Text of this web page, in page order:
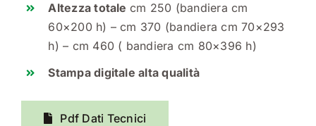
Altezza totale cm 250 (bandiera cm
60×200 h) – cm 370 (bandiera cm 70×293
h) – cm 460 ( bandiera cm 80×396 h)
Stampa digitale alta qualità
Pdf Dati Tecnici